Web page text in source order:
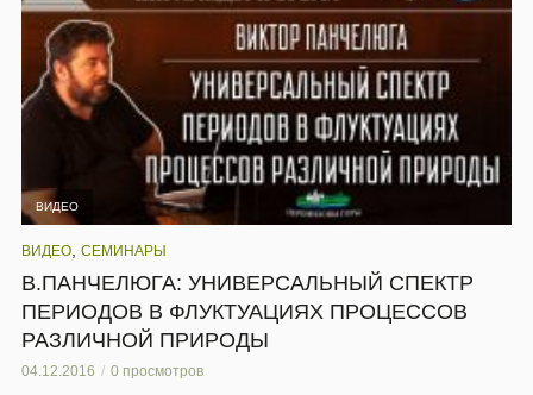
ВИДЕО
ВИДЕО СЕМИНАРЫ
В.ПАНЧЕЛЮГА: УНИВЕРСАЛЬНЫЙ СПЕКТР
ПЕРИОДОВ В ФЛУКТУАЦИЯХ ПРОЦЕССОВ
РАЗЛИЧНОЙ ПРИРОДЫ
04.12.2016 0 просмотров